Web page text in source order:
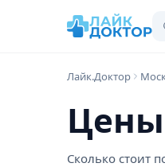
Лайк.Доктор
Сколько стоит